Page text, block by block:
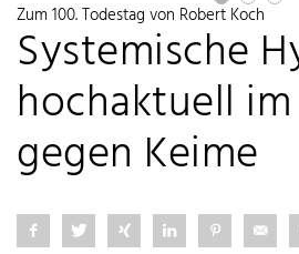
Zum 100. Todestag von Robert Koch
Systemische
hochaktuell
gegen Keime